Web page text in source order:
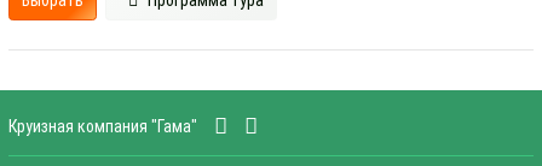
Круизная компания "Гама"